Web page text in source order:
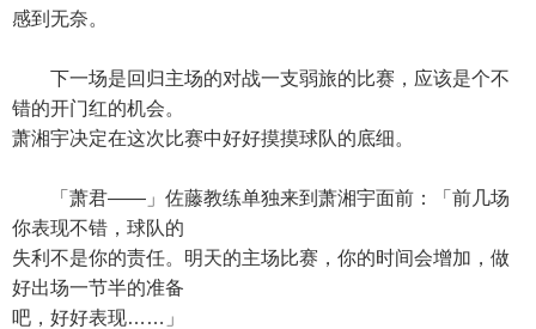
感到无奈。
下一场是回归主场的对战一支弱旅的比赛，应该是个不
错的开门红的机会。
萧湘宇决定在这次比赛中好好摸摸球队的底细。
「萧君——」佐藤教练单独来到萧湘宇面前：「前几场
你表现不错，球队的
失利不是你的责任。明天的主场比赛，你的时间会增加，做
好出场一节半的准备
吧，好好表现……」